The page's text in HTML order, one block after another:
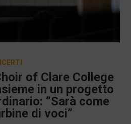
of Clare College
in un progetto
“Sarà come
di voci”